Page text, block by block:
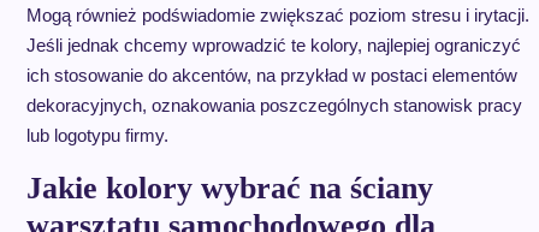
Mogą również podświadomie zwiększać poziom stresu i irytacji.
Jeśli jednak chcemy wprowadzić te kolory, najlepiej ograniczyć
ich stosowanie do akcentów, na przykład w postaci elementów
dekoracyjnych, oznakowania poszczególnych stanowisk pracy
lub logotypu firmy.
Jakie kolory wybrać na ściany